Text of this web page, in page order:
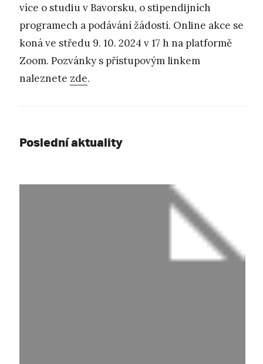
více o studiu v Bavorsku, o stipendijních
programech a podávání žádostí. Online akce se
koná ve středu 9. 10. 2024 v 17 h na platformě
Zoom. Pozvánky s přístupovým linkem
naleznete zde.
Poslední aktuality